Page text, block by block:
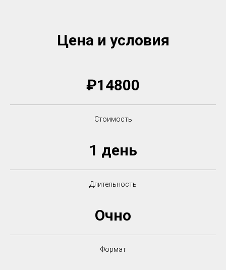
Цена и условия
₽14800
Стоимость
1 день
Длительность
Очно
Формат